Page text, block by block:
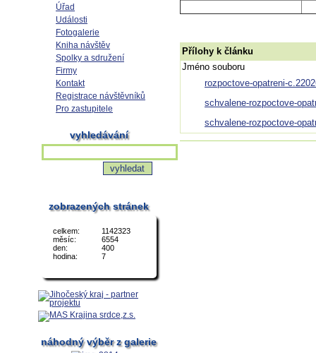
Úřad
Události
Fotogalerie
Kniha návštěv
Spolky a sdružení
Firmy
Kontakt
Registrace návštěvníků
Pro zastupitele
vyhledávání
zobrazených stránek
celkem:
1142323
měsíc:
6554
den:
400
hodina:
7
náhodný výběr z galerie
Přílohy k článku
Jméno souboru
rozpoctove-opatreni-
schvalene-rozpoctove-
schvalene-rozpoctove-